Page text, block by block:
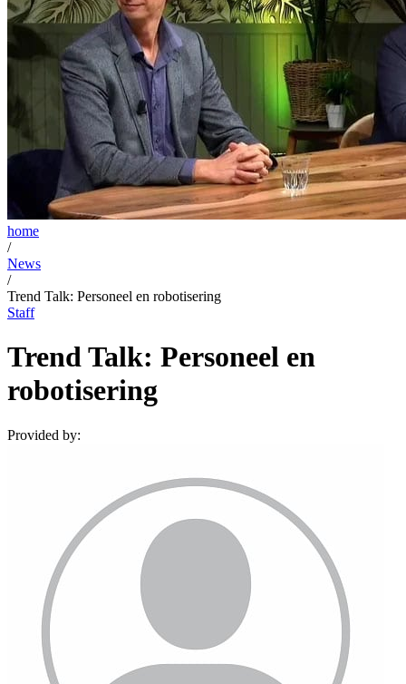
home
/
News
/
Trend Talk: Personeel en robotisering
Staff
Trend Talk: Personeel en
robotisering
Provided by: